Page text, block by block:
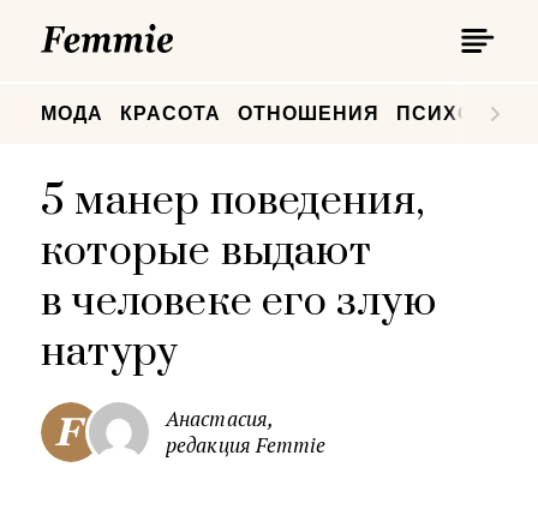
МОДА КРАСОТА ОТНОШЕНИЯ
5 манер поведения,
которые выдают
в человеке его злую
натуру
Анастасия,
редакция Femmie